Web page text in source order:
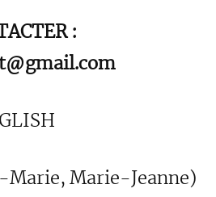
:
Marie, Marie-Jeanne)